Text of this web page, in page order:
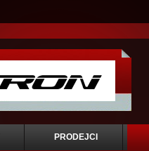
PRODEJCI